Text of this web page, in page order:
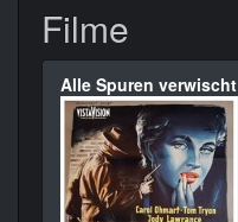
Filme
Alle Spuren verwischt